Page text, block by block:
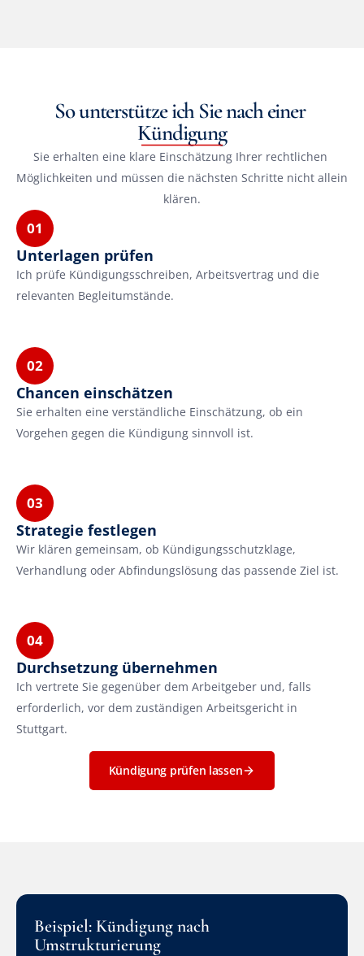
So unterstütze ich Sie nach einer
Kündigung
Sie erhalten eine klare Einschätzung Ihrer rechtlichen
Möglichkeiten und müssen die nächsten Schritte nicht allein
klären.
01
Unterlagen prüfen
Ich prüfe Kündigungsschreiben, Arbeitsvertrag und die
relevanten Begleitumstände.
02
Chancen einschätzen
Sie erhalten eine verständliche Einschätzung, ob ein
Vorgehen gegen die Kündigung sinnvoll ist.
03
Strategie festlegen
Wir klären gemeinsam, ob Kündigungsschutzklage,
Verhandlung oder Abfindungslösung das passende Ziel ist.
04
Durchsetzung übernehmen
Ich vertrete Sie gegenüber dem Arbeitgeber und, falls
erforderlich, vor dem zuständigen Arbeitsgericht in
Stuttgart.
Kündigung prüfen lassen
Beispiel: Kündigung nach
Umstrukturierung